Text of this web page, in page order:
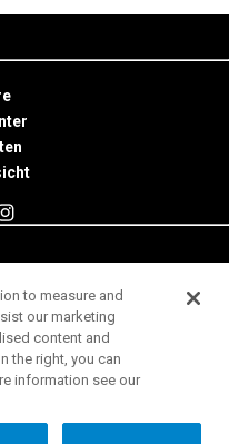
to measure and
our marketing
content and
the right, you can
information see our